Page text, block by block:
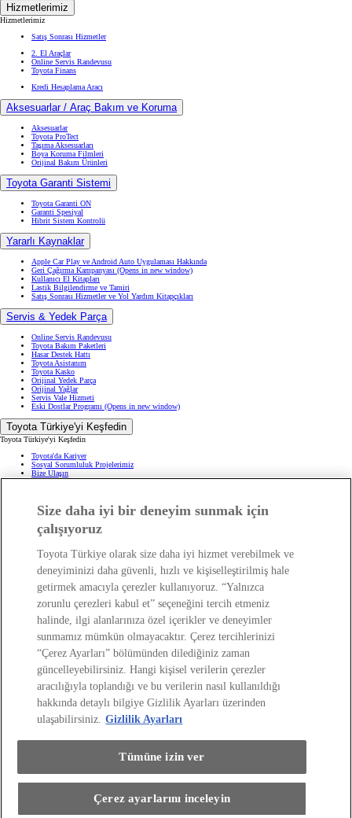
Hizmetlerimiz
Hizmetlerimiz
Satış Sonrası Hizmetler
2. El Araçlar
Online Servis Randevusu
Toyota Finans
Kredi Hesaplama Aracı
Aksesuarlar / Araç Bakım ve Koruma
Aksesuarlar
Toyota ProTect
Taşıma Aksesuarları
Boya Koruma Filmleri
Orijinal Bakım Ürünleri
Toyota Garanti Sistemi
Toyota Garanti ON
Garanti Spesiyal
Hibrit Sistem Kontrolü
Yararlı Kaynaklar
Apple Car Play ve Android Auto Uygulaması Hakkında
Geri Çağırma Kampanyası (Opens in new window)
Kullanıcı El Kitapları
Lastik Bilgilendirme ve Tamiri
Satış Sonrası Hizmetler ve Yol Yardım Kitapçıkları
Servis & Yedek Parça
Online Servis Randevusu
Toyota Bakım Paketleri
Hasar Destek Hattı
Toyota Asistanım
Toyota Kasko
Orijinal Yedek Parça
Orijinal Yağlar
Servis Vale Hizmeti
Eski Dostlar Programı (Opens in new window)
Toyota Türkiye'yi Keşfedin
Toyota Türkiye'yi Keşfedin
Toyota'da Kariyer
Sosyal Sorumluluk Projelerimiz
Bize Ulaşın
Haberler ve Etkinlikler
Hafif Ticari: Toyota Professional
SUV
Toyota Blog
Ağaçlandırma Seferberliği
Yasal Bilgilendirme
Yasal Bilgilendirme
Yasal Uyarı ve Bilgilendirme
Çerez Politikası
Kişisel Verilerin Korunması
Kişisel Veri Paylaşımı ve İletişim İzni
Bilgi Toplumu Hizmetleri(Opens in new window)
TAKATA Hava Yastığı Geri Çağırma
Yakıt Ekonomisi ve CO2 Emisyonu
Pazarlama Faaliyetleri İçin Açık Rıza
Web Erişilebilirlik Beyanı
(Opens in new window)
(Opens in new window)
(Opens in new window)
Size daha iyi bir deneyim sunmak için
çalışıyoruz
Toyota Türkiye olarak size daha iyi hizmet verebilmek ve
deneyiminizi daha güvenli, hızlı ve kişiselleştirilmiş hale
getirmek amacıyla çerezler kullanıyoruz. “Yalnızca
zorunlu çerezleri kabul et” seçeneğini tercih etmeniz
halinde, ilgi alanlarınıza özel içerikler ve deneyimler
sunmamız mümkün olmayacaktır. Çerez tercihlerinizi
“Çerez Ayarları” bölümünden dilediğiniz zaman
güncelleyebilirsiniz. Hangi kişisel verilerin çerezler
aracılığıyla toplandığı ve bu verilerin nasıl kullanıldığı
hakkında detaylı bilgiye Gizlilik Ayarları üzerinden
ulaşabilirsiniz. Gizlilik Ayarları
Çerez ayarlarını inceleyin
Tümüne izin ver